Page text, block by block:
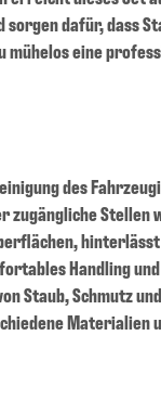
sorgen dafür,
mühelos eine
des
zugängliche Stellen
Handling
Staub, Schmutz
Materialien